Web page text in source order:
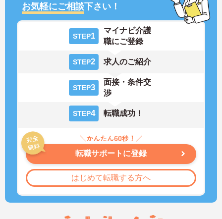
お気軽にご相談下さい！
STEP1
マイナビ介護
職にご登録
STEP2 求人のご紹介
STEP3
面接・条件交
渉
STEP4 転職成功！
転職サポートに登録
はじめて転職する方へ